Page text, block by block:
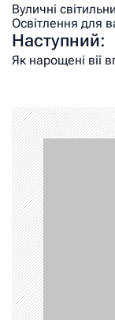
Вуличні
Освітлення для
Наступний:
Як нарощені вії